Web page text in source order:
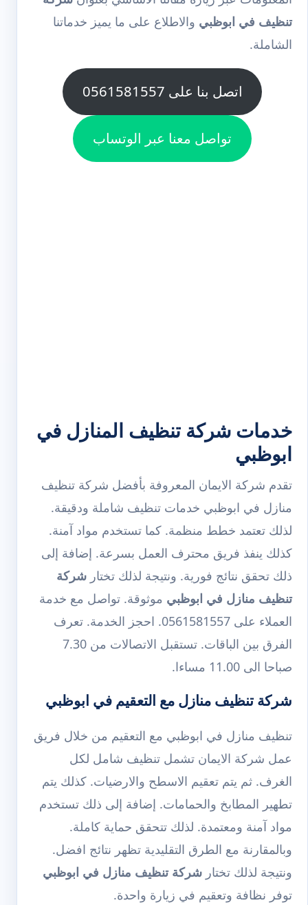
تنظيف في ابوظبي والاطلاع على ما يميز خدماتنا
الشاملة.
اتصل بنا على 0561581557
تواصل معنا عبر الوتساب
خدمات شركة تنظيف المنازل في
ابوظبي
تقدم شركة الايمان المعروفة بأفضل شركة تنظيف
منازل في ابوظبي خدمات تنظيف شاملة ودقيقة.
لذلك تعتمد خطط منظمة. كما تستخدم مواد آمنة.
كذلك ينفذ فريق محترف العمل بسرعة. إضافة إلى
ذلك تحقق نتائج فورية. ونتيجة لذلك تختار شركة
تنظيف منازل في ابوظبي موثوقة. تواصل مع خدمة
العملاء على 0561581557. احجز الخدمة. تعرف
الفرق بين الباقات. تستقبل الاتصالات من 7.30
صباحا الى 11.00 مساءا.
شركة تنظيف منازل مع التعقيم في ابوظبي
تنظيف منازل في ابوظبي مع التعقيم من خلال فريق
عمل شركة الايمان تشمل تنظيف شامل لكل
الغرف. ثم يتم تعقيم الاسطح والارضيات. كذلك يتم
تطهير المطابخ والحمامات. إضافة إلى ذلك تستخدم
مواد آمنة ومعتمدة. لذلك تتحقق حماية كاملة.
وبالمقارنة مع الطرق التقليدية تظهر نتائج افضل.
ونتيجة لذلك تختار شركة تنظيف منازل في ابوظبي
توفر نظافة وتعقيم في زيارة واحدة.